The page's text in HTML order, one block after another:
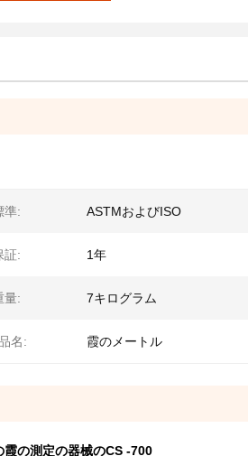
準: ASTMおよびISO
証: 1年
量: 7キログラム
名: 霞のメートル
の測定の器械のCS -700